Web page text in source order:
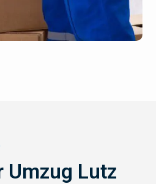
Umzug Lutz